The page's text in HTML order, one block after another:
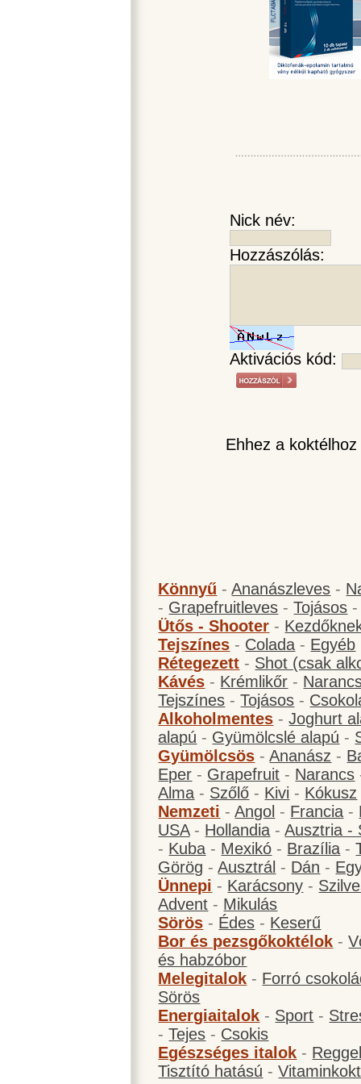
Nick név:
Hozzászólás:
Aktivációs kód:
Ehhez a
Könnyű -Ananászleves -
- Grapefruitleves -Tojásos
Ütős - Shooter -
Tejszínes - Colada - Egyéb
Rétegezett - Shot (csak
Kávés - Krémlikőr -
Tejszínes -Tojásos -
Alkoholmentes -Joghurt
alapú - Gyümölcslé alapú -
Gyümölcsös -Ananász -
Eper - Grapefruit - Narancs
Alma - Szőlő - Kivi - Kókusz
Nemzeti -Angol - Francia -
USA- Hollandia -Ausztria -
- Kuba - Mexikó - Brazília -
Görög -Ausztrál - Dán -
Ünnepi - Karácsony -
Advent - Mikulás
Sörös - Édes - Keserű
Bor és pezsgőkoktélok -
és habzóbor
Melegitalok - Forró
Sörös
Energiaitalok - Sport -
-Tejes - Csokis
Egészséges italok -
Tisztító hatású -